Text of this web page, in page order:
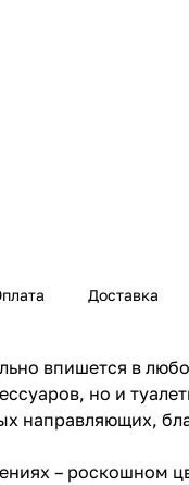
Доставка
впишется в
но и
– роскошном